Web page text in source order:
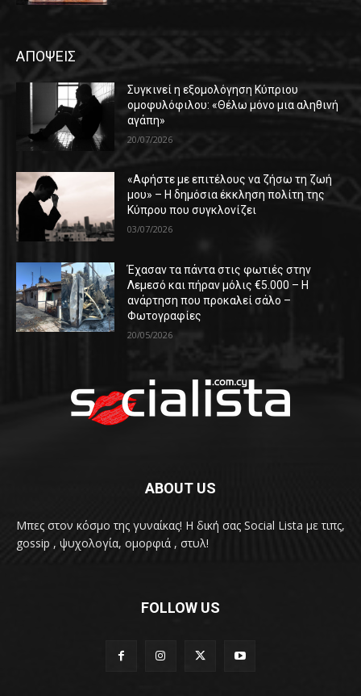
ΑΠΟΨΕΙΣ
Συγκινεί η εξομολόγηση Κύπριου
ομοφυλόφιλου: «Θέλω μόνο μια αληθινή
αγάπη»
20/07/2026
«Αφήστε με επιτέλους να ζήσω τη ζωή
μου» – Η δημόσια έκκληση πολίτη της
Κύπρου που συγκλονίζει
03/07/2026
Έχασαν τα πάντα στις φωτιές στην
Λεμεσό και πήραν μόλις €5.000 – Η
ανάρτηση που προκαλεί σάλο –
Φωτογραφίες
20/05/2026
ABOUT US
Μπες στον κόσμο της γυναίκας! H δική σας Social Lista με τιπς,
gossip , ψυχολογία, ομορφιά , στυλ!
FOLLOW US